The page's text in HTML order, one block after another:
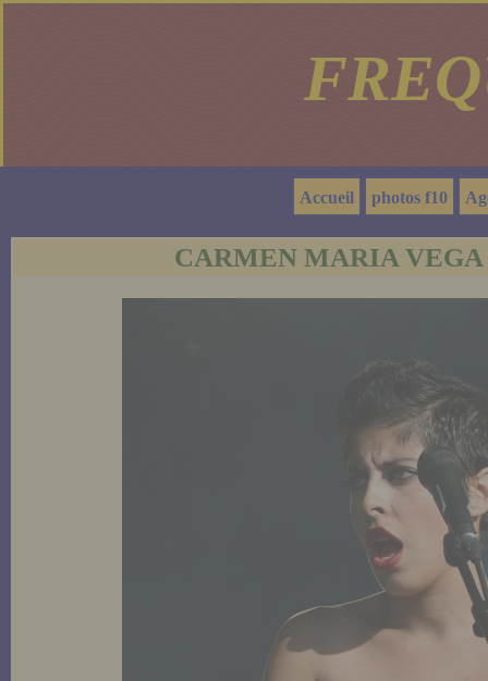
Accueil photos f10
CARMEN MARIA VEGA